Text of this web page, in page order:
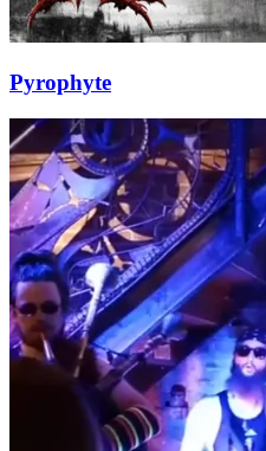
Pyrophyte